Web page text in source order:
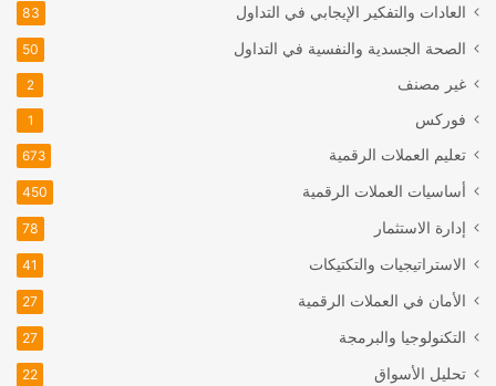
العادات والتفكير الإيجابي في التداول 83
الصحة الجسدية والنفسية في التداول 50
غير مصنف 2
فوركس 1
تعليم العملات الرقمية 673
أساسيات العملات الرقمية 450
إدارة الاستثمار 78
الاستراتيجيات والتكتيكات 41
الأمان في العملات الرقمية 27
التكنولوجيا والبرمجة 27
تحليل الأسواق 22